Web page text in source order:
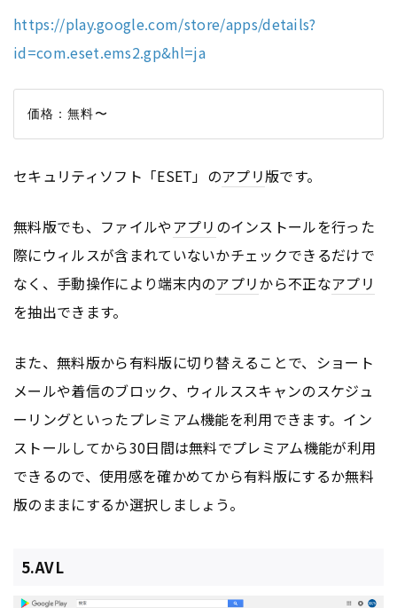
https://play.google.com/store/apps/details?
id=com.eset.ems2.gp&hl=ja
セキュリティソフト「ESET」のアプリ版です。
無料版でも、ファイルやアプリ のインストールを行った
際にウィルスが含まれていないかチェックできるだけで
なく、手動操作により端末内のアプリから不正なアプリ
を抽出できます。
また、無料版から有料版に切り替えることで、ショート
メールや着信のブロック、ウィルススキャンのスケジュ
ーリングといったプレミアム機能を利用できます。イン
ストールしてから30日間は無料でプレミアム機能が利用
できるので、使用感を確かめてから有料版にするか無料
版のままにするか選択しましょう。
5.AVL